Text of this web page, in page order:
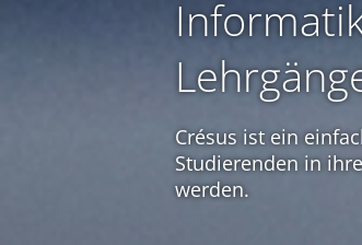
Crésus ist ein
Studierenden in
werden.